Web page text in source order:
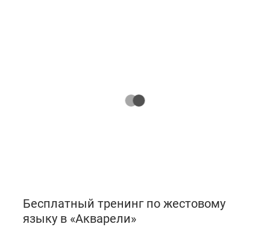
Бесплатный тренинг по жестовому
языку в «Акварели»